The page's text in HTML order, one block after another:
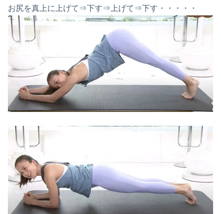
お尻を真上に上げて⇒下す⇒上げて⇒下す・・・・・